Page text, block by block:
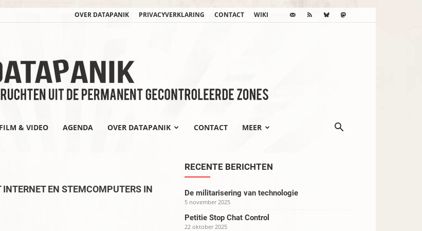
OVER DATAPANIK PRIVACYVERKLARING CONTACT WIKI
FILM & VIDEO AGENDA OVER DATAPANIK CONTACT MEER
EN STEMCOMPUTERS IN
RECENTE BERICHTEN
De militarisering van technologie
5 november 2025
Petitie Stop Chat Control
22 oktober 2025